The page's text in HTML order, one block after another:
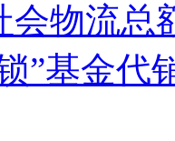
会物流总
”基金代